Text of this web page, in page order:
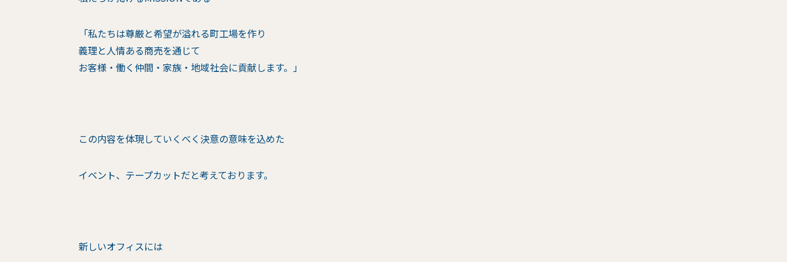
「私たちは尊厳と希望が溢れる町工場を作り
義理と人情ある商売を通じて
お客様・働く仲間・家族・地域社会に貢献します。」
この内容を体現していくべく決意の意味を込めた
イベント、テープカットだと考えております。
新しいオフィスには